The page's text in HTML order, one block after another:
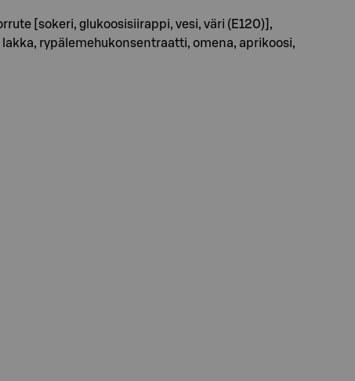
[sokeri, glukoosisiirappi, vesi, väri (E120)],
rypälemehukonsentraatti, omena, aprikoosi,